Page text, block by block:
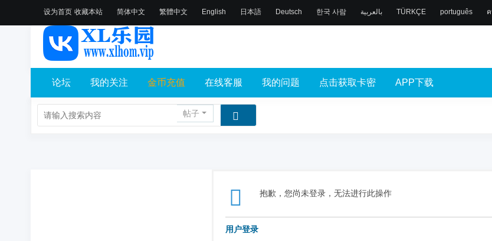
设为首页 收藏本站 简体中文 繁體中文 English 日本語 Deutsch 한국 사람 بالعربية TÜRKÇE português
论坛 我的关注 金币充值 在线客服 我的问题 点击获取卡密 APP下载
帖子
抱歉，您尚未登录，无法进行此操作
用户登录